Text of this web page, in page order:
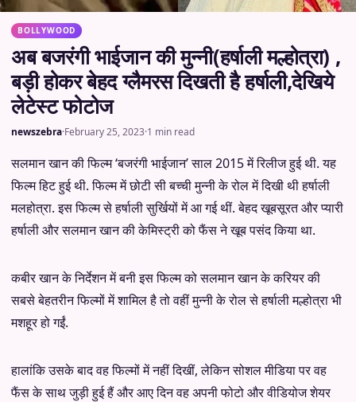
BOLLYWOOD
अब बजरंगी भाईजान की मुन्नी(हर्षाली मल्होत्रा) ,
बड़ी होकर बेहद ग्लैमरस दिखती है हर्षाली,देखिये
लेटेस्ट फोटोज
newszebra·February 25, 2023·1 min read
सलमान खान की फिल्म ‘बजरंगी भाईजान’ साल 2015 में रिलीज हुई थी. यह
फिल्म हिट हुई थी. फिल्म में छोटी सी बच्ची मुन्नी के रोल में दिखी थी हर्षाली
मलहोत्रा. इस फिल्म से हर्षाली सुर्खियों में आ गई थीं. बेहद खूबसूरत और प्यारी
हर्षाली और सलमान खान की केमिस्ट्री को फैंस ने खूब पसंद किया था.
कबीर खान के निर्देशन में बनी इस फिल्म को सलमान खान के करियर की
सबसे बेहतरीन फिल्मों में शामिल है तो वहीं मुन्नी के रोल से हर्षाली मल्होत्रा भी
मशहूर हो गईं.
हालांकि उसके बाद वह फिल्मों में नहीं दिखीं, लेकिन सोशल मीडिया पर वह
फैंस के साथ जुड़ी हुई हैं और आए दिन वह अपनी फोटो और वीडियोज शेयर